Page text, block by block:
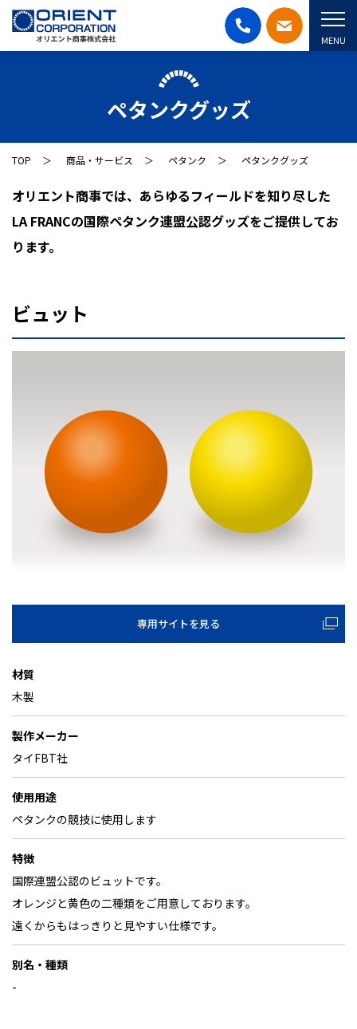
MENU
ペタンクグッズ
TOP 商品・サービス ペタンク ペタンクグッズ
オリエント商事では、あらゆるフィールドを知り尽した
LA FRANCの国際ペタンク連盟公認グッズをご提供してお
ります。
ビュット
専用サイトを見る
材質
木製
製作メーカー
タイFBT社
使用用途
ペタンクの競技に使用します
特徴
国際連盟公認のビュットです。
オレンジと黄色の二種類をご用意しております。
遠くからもはっきりと見やすい仕様です。
別名・種類
-